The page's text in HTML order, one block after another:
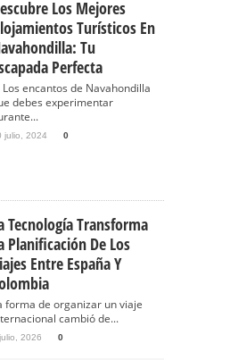
Los Mejores
Turísticos En
Tu
Perfecta
Los encantos de Navahondilla
debes experimentar
julio, 2024 0
Tecnología Transforma
Planificación De Los
Entre España Y
forma de organizar un viaje
cambió de...
2026 0